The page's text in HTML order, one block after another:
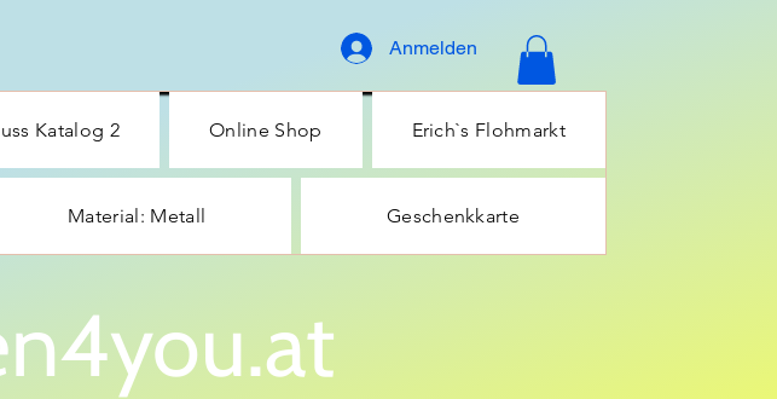
Anmelden
Katalog 2 Online Shop Erich`s Flohmarkt
Material: Metall Geschenkkarte